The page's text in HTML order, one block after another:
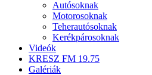
Autósoknak
Motorosoknak
Teherautósoknak
Kerékpárosoknak
Videók
KRESZ FM 19.75
Galériák